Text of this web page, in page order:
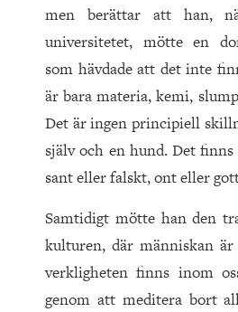
men berättar att han,
universitetet, mötte en
som hävdade att det inte
är bara materia, kemi,
Det är ingen principiell
själv och en hund. Det
sant eller falskt, ont eller
Samtidigt mötte han den
kulturen, där människan
verkligheten finns inom
genom att meditera bort